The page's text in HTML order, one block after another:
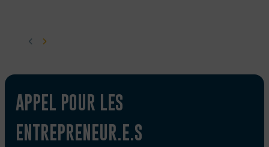
APPEL POUR LES
ENTREPRENEUR.E.S